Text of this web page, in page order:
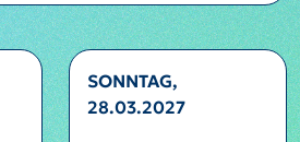
SONNTAG,
28.03.2027